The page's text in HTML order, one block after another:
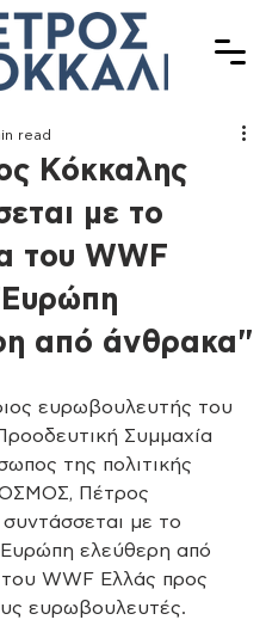
Κόκκαλης
με το
του WWF
από άνθρακα"
read
ευρωβουλευτής του
Συμμαχία
της πολιτικής
Πέτρος
με το
ελεύθερη από
WWF Ελλάς προς
ευρωβουλευτές.